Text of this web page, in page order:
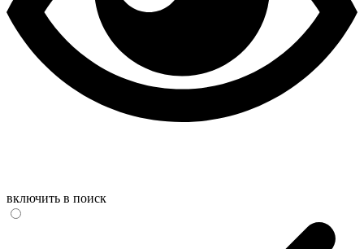
включить в поиск